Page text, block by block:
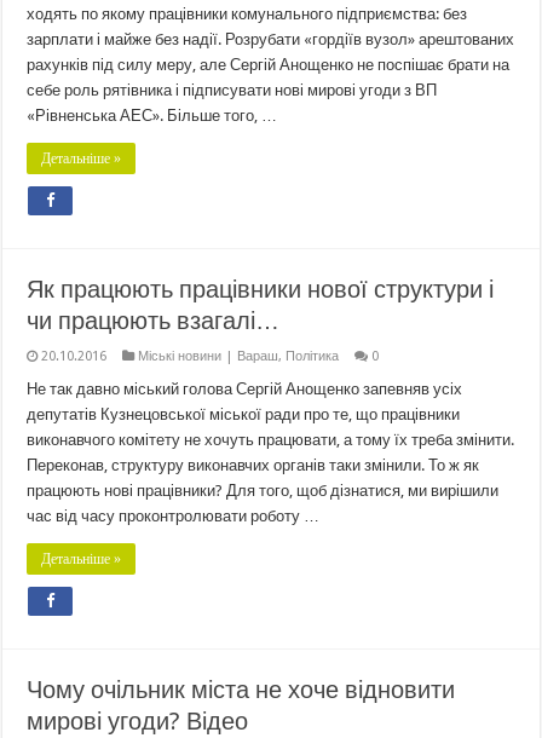
ходять по якому працівники комунального підприємства: без
зарплати і майже без надії. Розрубати «гордіїв вузол» арештованих
рахунків під силу меру, але Сергій Анощенко не поспішає брати на
себе роль рятівника і підписувати нові мирові угоди з ВП
«Рівненська АЕС». Більше того, …
Детальніше »
Як працюють працівники нової структури і
чи працюють взагалі…
20.10.2016 Міські новини | Вараш, Політика 0
Не так давно міський голова Сергій Анощенко запевняв усіх
депутатів Кузнецовської міської ради про те, що працівники
виконавчого комітету не хочуть працювати, а тому їх треба змінити.
Переконав, структуру виконавчих органів таки змінили. То ж як
працюють нові працівники? Для того, щоб дізнатися, ми вирішили
час від часу проконтролювати роботу …
Детальніше »
Чому очільник міста не хоче відновити
мирові угоди? Відео